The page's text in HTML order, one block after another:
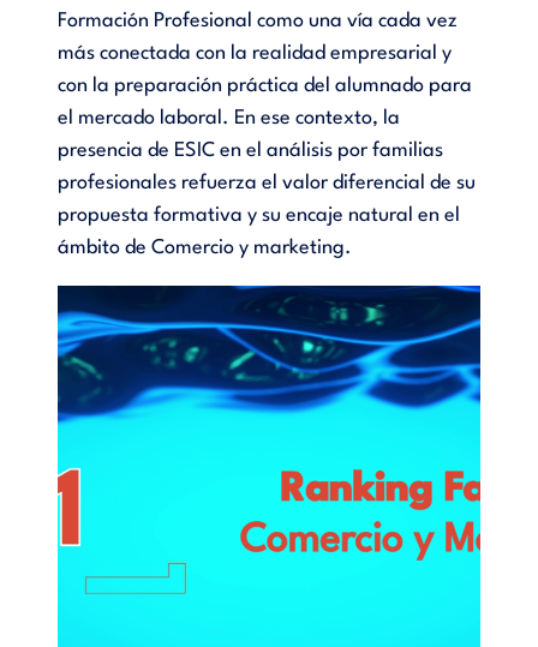
Formación Profesional como una vía cada vez
más conectada con la realidad empresarial y
con la preparación práctica del alumnado para
el mercado laboral. En ese contexto, la
presencia de ESIC en el análisis por familias
profesionales refuerza el valor diferencial de su
propuesta formativa y su encaje natural en el
ámbito de Comercio y marketing.